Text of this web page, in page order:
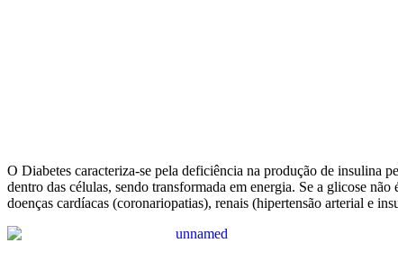
O Diabetes caracteriza-se pela deficiência na produção de insulina
dentro das células, sendo transformada em energia. Se a glicose
doenças cardíacas (coronariopatias), renais (hipertensão arterial e